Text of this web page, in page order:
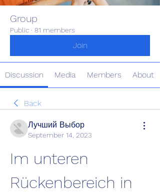
Group
Public · 81 members
Join
Discussion Media Members About
Back
Лучший Выбор
September 14, 2023
Im unteren
Rückenbereich in